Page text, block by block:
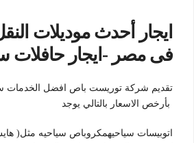
ايجار أحدث موديلات
فى مصر -ايجار حافلات
تقديم شركة توريست باص افضل الخدمات
بأرخص الاسعار بالتالي يوجد